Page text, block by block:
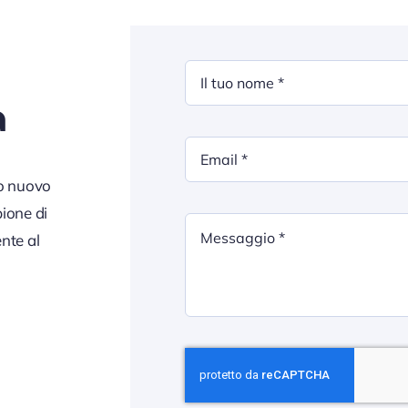
nuovo
di
al